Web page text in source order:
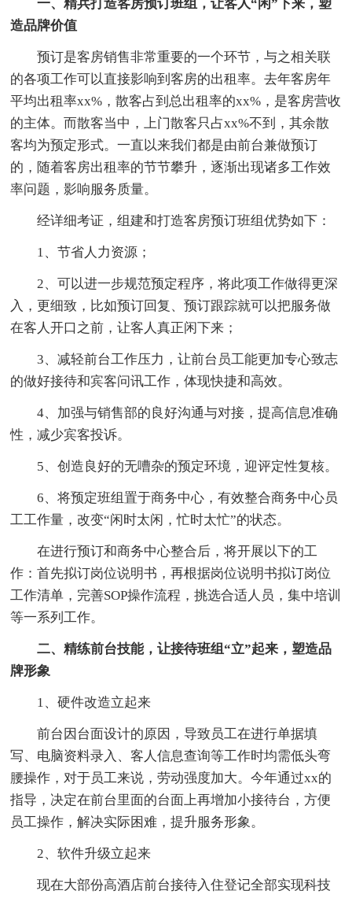
一、精兵打造客房预订班组，让客人“闲”下来，塑
造品牌价值
预订是客房销售非常重要的一个环节，与之相关联
的各项工作可以直接影响到客房的出租率。去年客房年
平均出租率xx%，散客占到总出租率的xx%，是客房营收
的主体。而散客当中，上门散客只占xx%不到，其余散
客均为预定形式。一直以来我们都是由前台兼做预订
的，随着客房出租率的节节攀升，逐渐出现诸多工作效
率问题，影响服务质量。
经详细考证，组建和打造客房预订班组优势如下：
1、节省人力资源；
2、可以进一步规范预定程序，将此项工作做得更深
入，更细致，比如预订回复、预订跟踪就可以把服务做
在客人开口之前，让客人真正闲下来；
3、减轻前台工作压力，让前台员工能更加专心致志
的做好接待和宾客问讯工作，体现快捷和高效。
4、加强与销售部的良好沟通与对接，提高信息准确
性，减少宾客投诉。
5、创造良好的无嘈杂的预定环境，迎评定性复核。
6、将预定班组置于商务中心，有效整合商务中心员
工工作量，改变“闲时太闲，忙时太忙”的状态。
在进行预订和商务中心整合后，将开展以下的工
作：首先拟订岗位说明书，再根据岗位说明书拟订岗位
工作清单，完善SOP操作流程，挑选合适人员，集中培训
等一系列工作。
二、精练前台技能，让接待班组“立”起来，塑造品
牌形象
1、硬件改造立起来
前台因台面设计的原因，导致员工在进行单据填
写、电脑资料录入、客人信息查询等工作时均需低头弯
腰操作，对于员工来说，劳动强度加大。今年通过xx的
指导，决定在前台里面的台面上再增加小接待台，方便
员工操作，解决实际困难，提升服务形象。
2、软件升级立起来
现在大部份高酒店前台接待入住登记全部实现科技